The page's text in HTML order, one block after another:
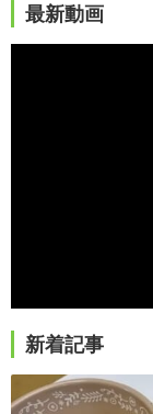
最新動画
新着記事